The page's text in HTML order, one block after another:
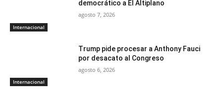
Internacional
democrático a El Altiplano
agosto 7, 2026
Internacional
Trump pide procesar a Anthony Fauci
por desacato al Congreso
agosto 6, 2026